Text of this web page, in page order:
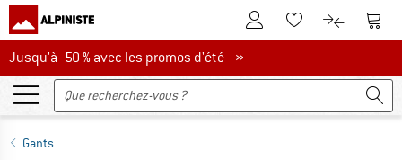
Vers le compte client
Vers la liste
Vers le
Jusqu'à -50 % avec les promos d'été
Jusqu'à -50 % avec les promos d'été »
Gants